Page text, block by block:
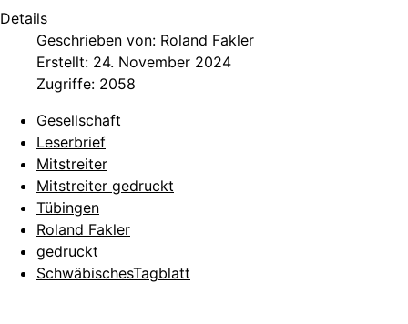
Details
Geschrieben von: Roland Fakler
Erstellt: 24. November 2024
Zugriffe: 2058
Gesellschaft
Leserbrief
Mitstreiter
Mitstreiter gedruckt
Tübingen
Roland Fakler
gedruckt
SchwäbischesTagblatt